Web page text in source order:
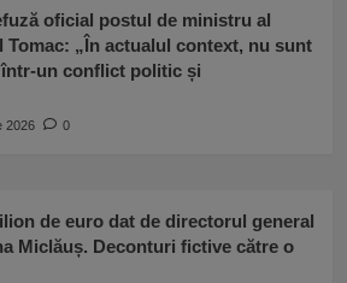
oficial postul de ministru al
„În actualul context, nu sunt
un conflict politic și
2026 0
de euro dat de directorul general
Miclăuș. Deconturi fictive către o